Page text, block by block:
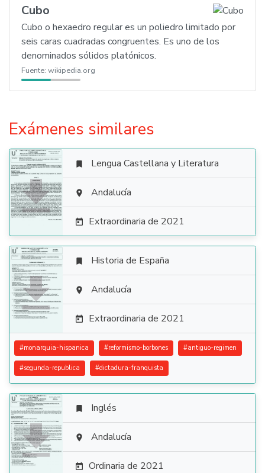
Cubo
Cubo o hexaedro regular es un poliedro limitado por
seis caras cuadradas congruentes. Es uno de los
denominados sólidos platónicos.
Fuente: wikipedia.org
Exámenes similares

 Lengua Castellana y Literatura
 Andalucía
 Extraordinaria de 2021

 Historia de España
 Andalucía
 Extraordinaria de 2021
#monarquia-hispanica #reformismo-borbones #antiguo-regimen
#segunda-republica #dictadura-franquista

 Inglés
 Andalucía
 Ordinaria de 2021